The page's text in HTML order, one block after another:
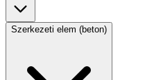
Szerkezeti elem (beton)